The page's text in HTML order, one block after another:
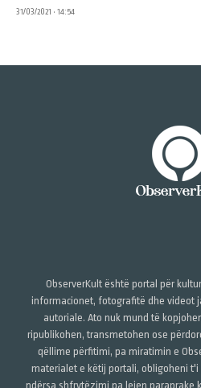
31/03/2021 • 14:54
ObserverKult është portal për
informacionet, fotografitë dhe videot
autoriale. Ato nuk mund të
ripublikohen, transmetohen ose
qëllime përfitimi, pa miratimin e
materialet e këtij portali, obligoheni
ndërsa shfrytëzimi pa lejen paraprake